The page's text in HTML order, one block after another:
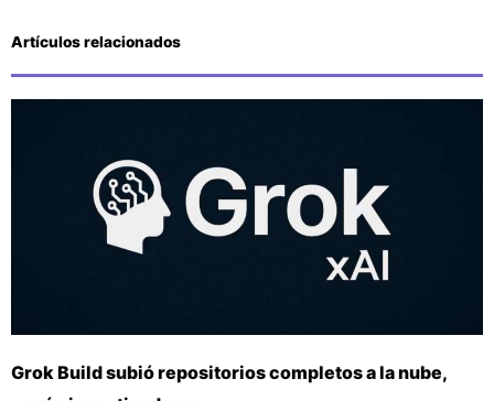
Artículos relacionados
Grok Build subió repositorios completos a la nube,